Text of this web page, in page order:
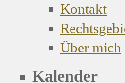
Kontakt
Über mich
Kalender